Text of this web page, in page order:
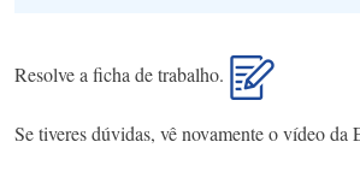
Resolve a ficha de trabalho.
Se tiveres dúvidas, vê novamente o vídeo da